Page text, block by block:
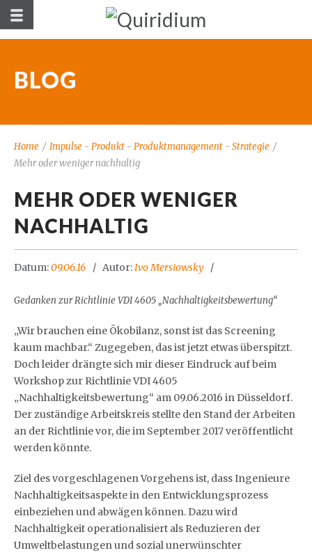
BLOG
Home / Impulse - Produkt - Produktmanagement - Strategie /
Mehr oder weniger nachhaltig
MEHR ODER WENIGER
NACHHALTIG
Datum:09.06.16 Autor:Ivo Mersiowsky
Gedanken zur Richtlinie VDI 4605 „Nachhaltigkeitsbewertung“
„Wir brauchen eine Ökobilanz, sonst ist das Screening
kaum machbar.“ Zugegeben, das ist jetzt etwas überspitzt.
Doch leider drängte sich mir dieser Eindruck auf beim
Workshop zur Richtlinie VDI 4605
„Nachhaltigkeitsbewertung“ am 09.06.2016 in Düsseldorf.
Der zuständige Arbeitskreis stellte den Stand der Arbeiten
an der Richtlinie vor, die im September 2017 veröffentlicht
werden könnte.
Ziel des vorgeschlagenen Vorgehens ist, dass Ingenieure
Nachhaltigkeitsaspekte in den Entwicklungsprozess
einbeziehen und abwägen können. Dazu wird
Nachhaltigkeit operationalisiert als Reduzieren der
Umweltbelastungen und sozial unerwünschter